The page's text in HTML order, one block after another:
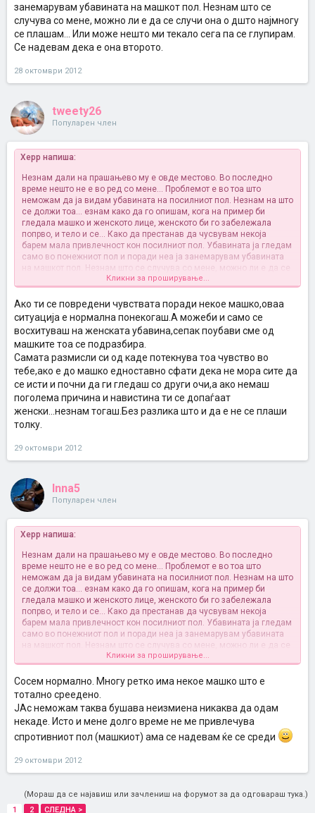
занемарувам убавината на машкот пол. Незнам што се
случува со мене, можно ли е да се случи она о дшто најмногу
се плашам... Или може нешто ми текало сега па се глупирам.
Се надевам дека е она второто.
28 октомври 2012
tweety26
Популарен член
Xepp напиша:
Незнам дали на прашањево му е овде местово. Во последно
време нешто не е во ред со мене... Проблемот е во тоа што
неможам да ја видам убавината на посилниот пол. Незнам на што
се должи тоа... езнам како да го опишам, кога на пример би
гледала машко и женското лице, женското би го забележала
попрво, и тело и се... Како да престанав да чусвувам некоја
барем мала привлечност кон посилниот пол. Убавината ја гледам
само во понежниот пол и поради неа ја занемарувам убавината
на машкот пол. Незнам што се случува со мене, можно ли е да се
случи она о дшто најмногу се плашам... Или може нешто ми
текало сега па се глупирам. Се надевам дека е она второто.
Кликни за проширување...
Ако ти се повредени чувствата поради некое машко,оваа
ситуација е нормална понекогаш.А можеби и само се
восхитуваш на женската убавина,сепак поубави сме од
машките тоа се подразбира.
Самата размисли си од каде потекнува тоа чувство во
тебе,ако е до машко едноставно сфати дека не мора сите да
се исти и почни да ги гледаш со други очи,а ако немаш
поголема причина и навистина ти се допаѓаат
женски...незнам тогаш.Без разлика што и да е не се плаши
толку.
29 октомври 2012
Inna5
Популарен член
Xepp напиша:
Незнам дали на прашањево му е овде местово. Во последно
време нешто не е во ред со мене... Проблемот е во тоа што
неможам да ја видам убавината на посилниот пол. Незнам на што
се должи тоа... езнам како да го опишам, кога на пример би
гледала машко и женското лице, женското би го забележала
попрво, и тело и се... Како да престанав да чусвувам некоја
барем мала привлечност кон посилниот пол. Убавината ја гледам
само во понежниот пол и поради неа ја занемарувам убавината
на машкот пол. Незнам што се случува со мене, можно ли е да се
случи она о дшто најмногу се плашам... Или може нешто ми
текало сега па се глупирам. Се надевам дека е она второто.
Кликни за проширување...
Сосем нормално. Многу ретко има некое машко што е
тотално среедено.
ЈАс неможам таква бушава неизмиена никаква да одам
некаде. Исто и мене долго време не ме привлечува
спротивниот пол (машкиот) ама се надевам ќе се среди
29 октомври 2012
(Мораш да се најавиш или зачлениш на форумот за да одговараш тука.)
1
2 СЛЕДНА >